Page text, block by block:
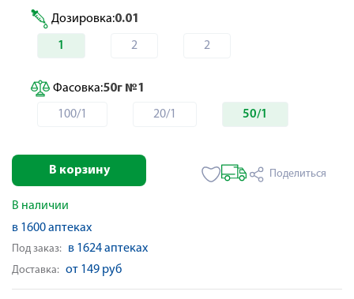
Дозировка:0.01
1 2 2
Фасовка:50г №1
100/1 20/1 50/1
В корзину Поделиться
В наличии
в 1600 аптеках
Под заказ: в 1624 аптеках
Доставка: от 149 руб